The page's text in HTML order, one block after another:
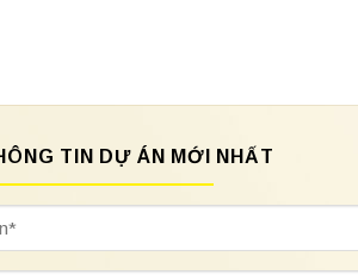
TIN DỰ ÁN MỚI NHẤT